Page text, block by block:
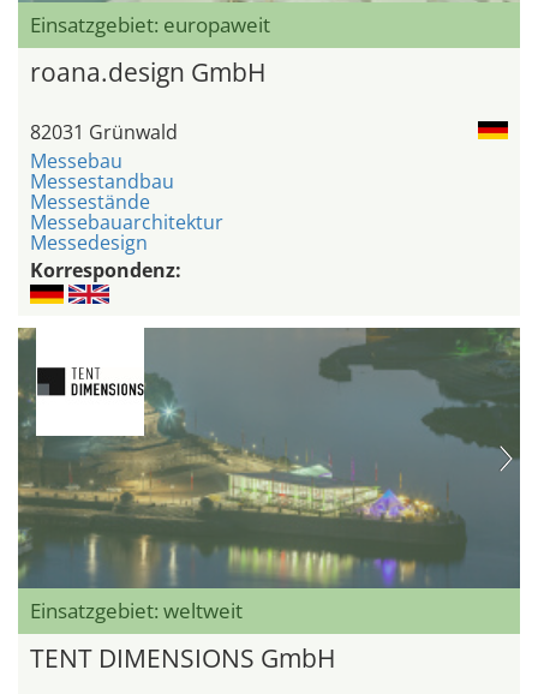
Einsatzgebiet: europaweit
roana.design GmbH
82031 Grünwald
Messebau
Messestandbau
Messestände
Messebauarchitektur
Messedesign
Korrespondenz:
Einsatzgebiet: weltweit
TENT DIMENSIONS GmbH